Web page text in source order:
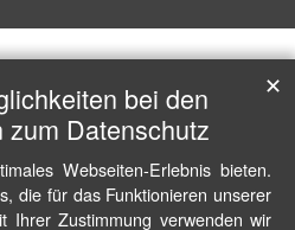
bei den
zum Datenschutz
Webseiten-Erlebnis bieten.
die für das Funktionieren unserer
Ihrer Zustimmung verwenden wir
✕